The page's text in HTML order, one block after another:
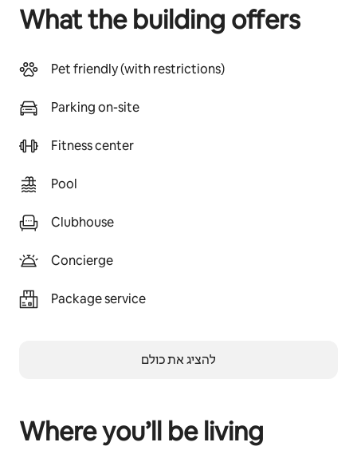
What the building offers
Pet friendly (with restrictions)
Parking on-site
Fitness center
Pool
Clubhouse
Concierge
Package service
להציג את כולם
Where you’ll be living